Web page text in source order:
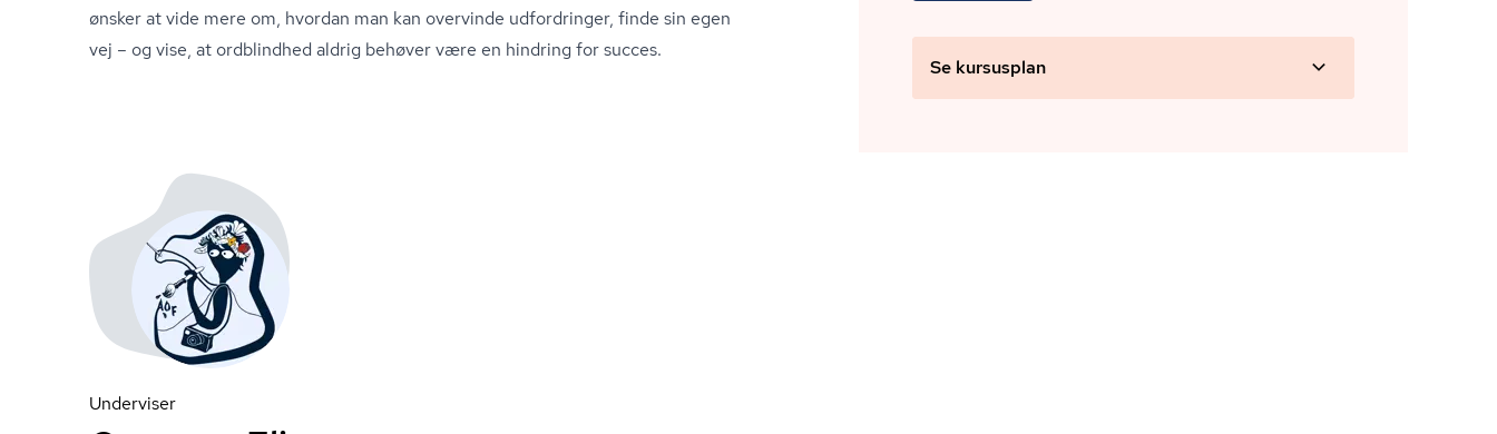
ønsker at vide mere om, hvordan man kan overvinde udfordringer, finde sin egen
vej – og vise, at ordblindhed aldrig behøver være en hindring for succes.
Se kursusplan
Underviser